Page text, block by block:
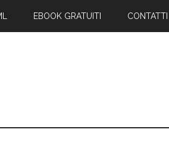
EBOOK GRATUITI CONTATTI